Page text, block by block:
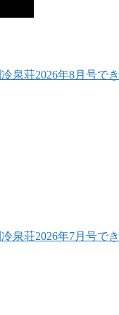
泉荘2026年8月号でき
泉荘2026年7月号でき